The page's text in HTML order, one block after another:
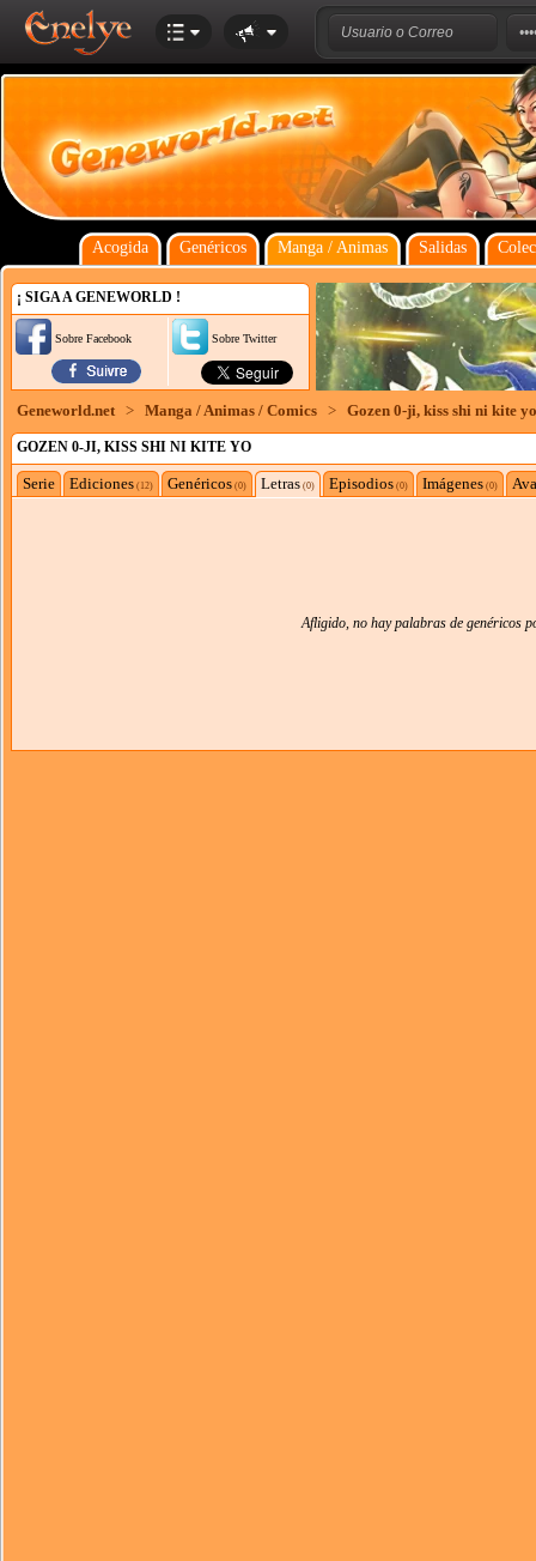
Acogida Genéricos Manga / Animas Salidas
¡ SIGA A GENEWORLD !
Sobre Facebook Sobre Twitter
Geneworld.net > Manga / Animas / Comics > Gozen 0-ji, kiss shi ni kite yo
GOZEN 0-JI, KISS SHI NI KITE YO
Serie Ediciones (12) Genéricos (0) Letras (0) Episodios (0) Imágenes (0)
Afligido, no hay palabras de genéricos